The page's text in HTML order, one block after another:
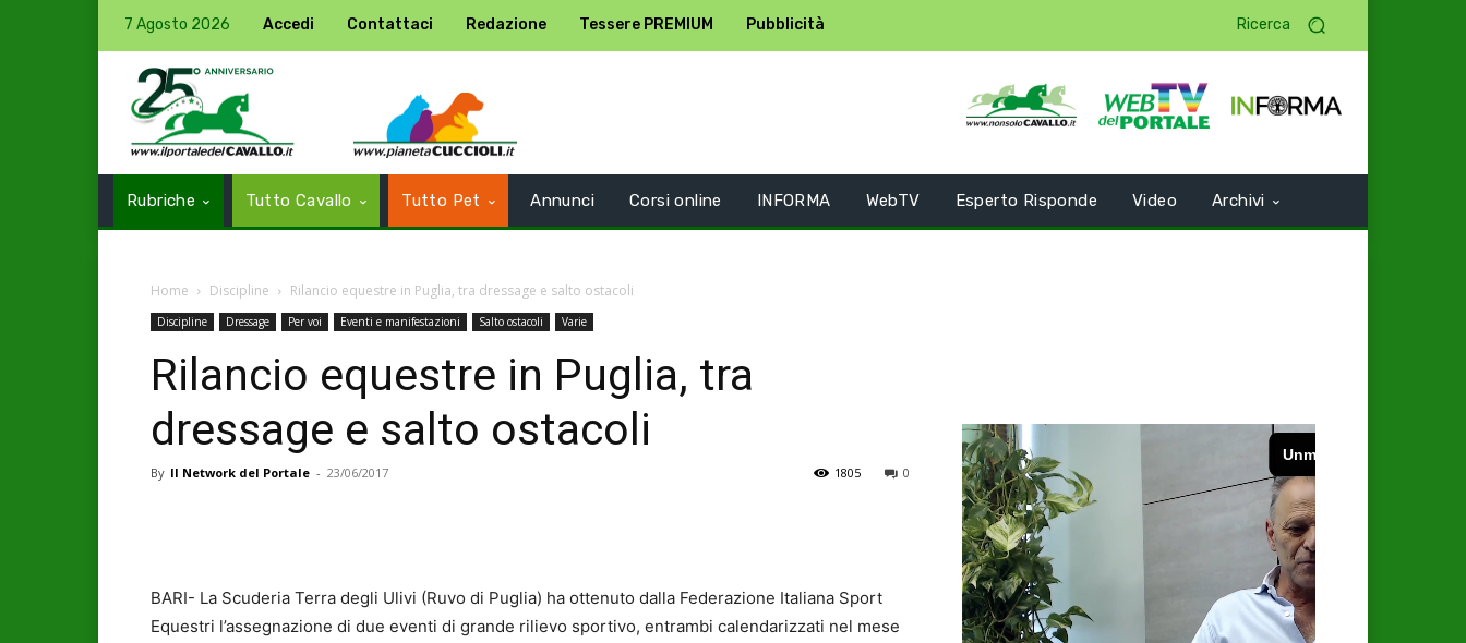
7 Agosto 2026 Accedi Contattaci Redazione Tessere PREMIUM Pubblicità Ricerca
Rubriche Tutto Cavallo Tutto Pet Annunci Corsi online INFORMA WebTV Esperto Risponde Video Archivi
Home Discipline Rilancio equestre in Puglia, tra dressage e salto ostacoli
Discipline Dressage Per voi Eventi e manifestazioni Salto ostacoli Varie
Rilancio equestre in Puglia, tra
dressage e salto ostacoli
By Il Network del Portale - 23/06/2017 0
1805
BARI- La Scuderia Terra degli Ulivi (Ruvo di Puglia) ha ottenuto dalla Federazione Italiana Sport
Equestri l’assegnazione di due eventi di grande rilievo sportivo, entrambi calendarizzati nel mese